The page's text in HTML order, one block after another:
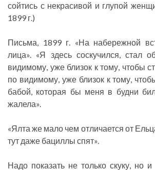
сойтись с некрасивой и глупой
1899 г.)
Письма, 1899 г. «На набережной
лица». «Я здесь соскучился, стал
видимому, уже близок к тому, чтобы
по видимому, уже близок к тому,
бабой, которая бы меня в будни
жалела».
«Ялта же мало чем отличается от
тут даже бациллы спят».
Надо показать не только скуку, но